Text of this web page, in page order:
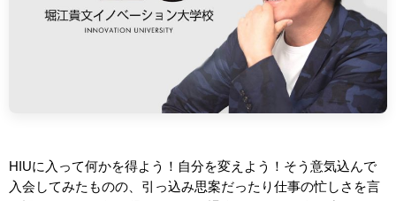
HIUに入って何かを得よう！自分を変えよう！そう意気込んで
入会してみたものの、引っ込み思案だったり仕事の忙しさを言